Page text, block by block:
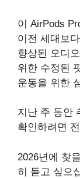
이 AirPods
이전 세대보
향상된 오디
위한 수정된
운동을 위한
지난 주 동안
확인하려면
2026년에 찾
히 듣고 싶으